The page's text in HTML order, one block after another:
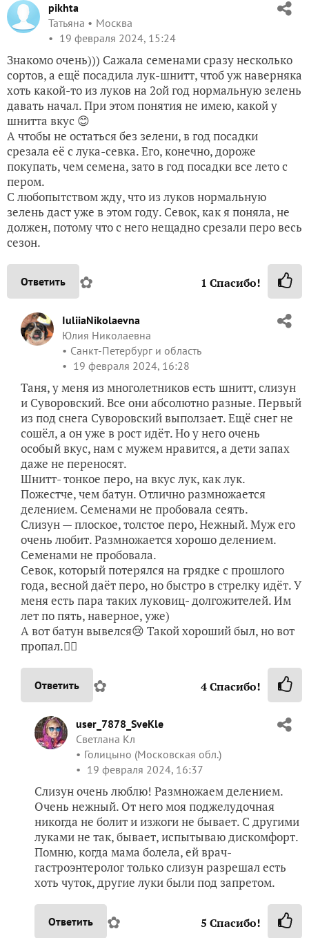
pikhta
Татьяна
Москва
19 февраля 2024, 15:24
Знакомо очень))) Сажала семенами сразу несколько
сортов, а ещё посадила лук-шнитт, чтоб уж наверняка
хоть какой-то из луков на 2ой год нормальную зелень
давать начал. При этом понятия не имею, какой у
шнитта вкус 😊
А чтобы не остаться без зелени, в год посадки
срезала её с лука-севка. Его, конечно, дороже
покупать, чем семена, зато в год посадки все лето с
пером.
С любопытством жду, что из луков нормальную
зелень даст уже в этом году. Севок, как я поняла, не
должен, потому что с него нещадно срезали перо весь
сезон.
Ответить ✿ 1 Спасибо!
IuliiaNikolaevna
Юлия Николаевна
Санкт-Петербург и область
19 февраля 2024, 16:28
Таня, у меня из многолетников есть шнитт, слизун
и Суворовский. Все они абсолютно разные. Первый
из под снега Суворовский выползает. Ещё снег не
сошёл, а он уже в рост идёт. Но у него очень
особый вкус, нам с мужем нравится, а дети запах
даже не переносят.
Шнитт- тонкое перо, на вкус лук, как лук.
Пожестче, чем батун. Отлично размножается
делением. Семенами не пробовала сеять.
Слизун — плоское, толстое перо, Нежный. Муж его
очень любит. Размножается хорошо делением.
Семенами не пробовала.
Севок, который потерялся на грядке с прошлого
года, весной даёт перо, но быстро в стрелку идёт. У
меня есть пара таких луковиц- долгожителей. Им
лет по пять, наверное, уже)
А вот батун вывелся😢 Такой хороший был, но вот
пропал.🤷‍♀️
Ответить ✿ 4Спасибо!
user_7878_SveKle
Светлана Кл
Голицыно (Московская обл.)
19 февраля 2024, 16:37
Слизун очень люблю! Размножаем делением.
Очень нежный. От него моя поджелудочная
никогда не болит и изжоги не бывает. С другими
луками не так, бывает, испытываю дискомфорт.
Помню, когда мама болела, ей врач-
гастроэнтеролог только слизун разрешал есть
хоть чуток, другие луки были под запретом.
Ответить ✿ 5 Спасибо!